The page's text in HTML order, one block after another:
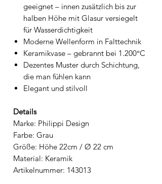
geeignet – innen zusätzlich bis zur
halben Höhe mit Glasur versiegelt
für Wasserdichtigkeit
Moderne Wellenform in Falttechnik
Keramikvase – gebrannt bei 1.200°C
Dezentes Muster durch Schichtung,
die man fühlen kann
Elegant und stilvoll
Details
Marke: Philippi Design
Farbe: Grau
Größe: Höhe 22cm / Ø 22 cm
Material: Keramik
Artikelnummer: 143013